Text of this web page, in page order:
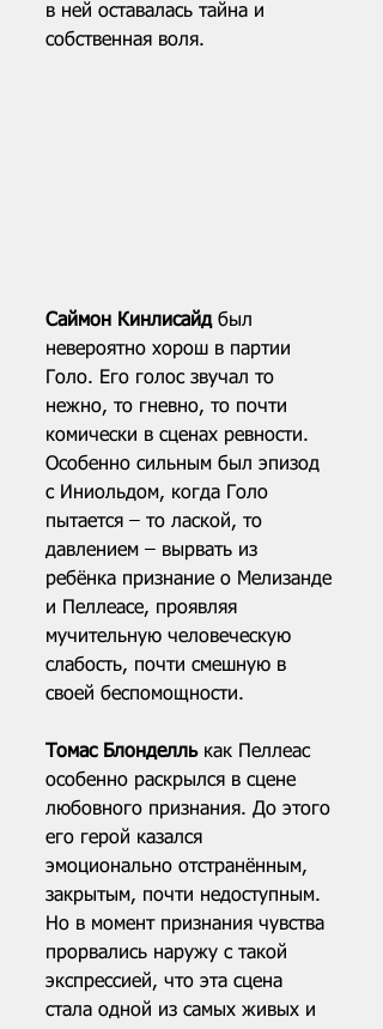
в ней оставалась тайна и
собственная воля.
Саймон Кинлисайд был
невероятно хорош в партии
Голо. Его голос звучал то
нежно, то гневно, то почти
комически в сценах ревности.
Особенно сильным был эпизод
с Иниольдом, когда Голо
пытается – то лаской, то
давлением – вырвать из
ребёнка признание о Мелизанде
и Пеллеасе, проявляя
мучительную человеческую
слабость, почти смешную в
своей беспомощности.
Томас Блонделль как Пеллеас
особенно раскрылся в сцене
любовного признания. До этого
его герой казался
эмоционально отстранённым,
закрытым, почти недоступным.
Но в момент признания чувства
прорвались наружу с такой
экспрессией, что эта сцена
стала одной из самых живых и